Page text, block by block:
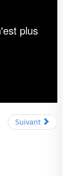
Suivant